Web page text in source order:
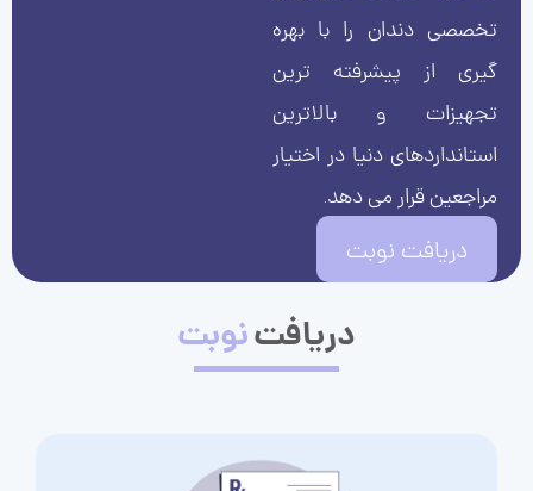
تخصصی دندان را با بهره
گیری از پیشرفته ترین
تجهیزات و بالاترین
استانداردهای دنیا در اختیار
مراجعین قرار می دهد.
دریافت نوبت
دریافتنوبت